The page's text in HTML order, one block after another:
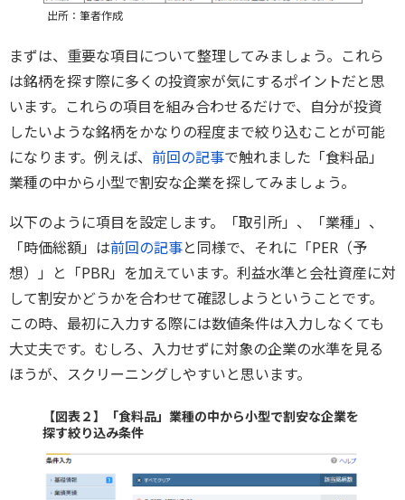
出所：筆者作成
まずは、重要な項目について整理してみましょう。これら
は銘柄を探す際に多くの投資家が気にするポイントだと思
います。これらの項目を組み合わせるだけで、自分が投資
したいような銘柄をかなりの程度まで絞り込むことが可能
になります。例えば、 前回の記事で触れました「食料品」
業種の中から小型で割安な企業を探してみましょう。
以下のように項目を設定します。「取引所」、「業種」、
「時価総額」は前回の記事と同様で、それに「PER（予
想）」と「PBR」を加えています。利益水準と会社資産に対
して割安かどうかを合わせて確認しようということです。
この時、最初に入力する際には数値条件は入力しなくても
大丈夫です。むしろ、入力せずに対象の企業の水準を見る
ほうが、スクリーニングしやすいと思います。
【図表２】「食料品」業種の中から小型で割安な企業を
探す絞り込み条件